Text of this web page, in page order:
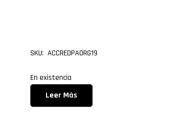
SKU: ACCREDPAORG19
En existencia
Leer Más